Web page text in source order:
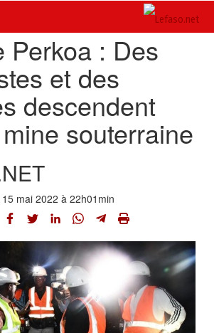
Perkoa : Des
et des
descendent
souterraine
mai 2022 à 22h01min